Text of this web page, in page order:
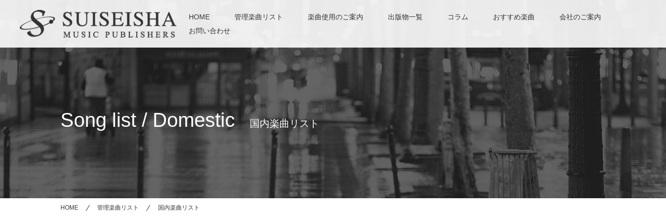
HOME 管理楽曲リスト 楽曲使用のご案内 出版物一覧 コラム おすすめ楽曲
会社のご案内
お問い合わせ
Song list / Domestic 国内楽曲リスト
HOME 管理楽曲リスト 国内楽曲リスト